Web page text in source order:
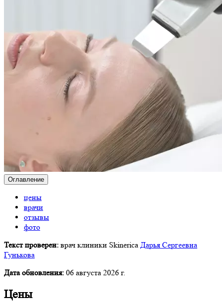
Оглавление
цены
врачи
отзывы
фото
Текст проверен: врач клиники Skinerica Дарья Сергеевна
Гунькова
Дата обновления: 06 августа 2026 г.
Цены